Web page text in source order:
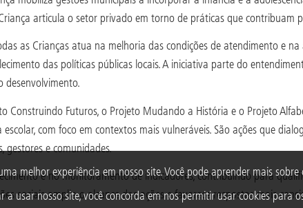
melhor experiência em nosso site. Você pode aprender mais
a usar nosso site, você concorda em nos permitir usar cookies para
articula o setor privado em torno de práticas que contribuam
as Crianças atua na melhoria das condições de atendimento e
das políticas públicas locais. A iniciativa parte do
desenvolvimento.
Construindo Futuros, o Projeto Mudando a História e o Projeto
com foco em contextos mais vulneráveis. São ações que
gestores e comunidades.
e no monitoramento de indicadores, contribuindo para
sociais amplia o alcance das ações e favorece respostas mais